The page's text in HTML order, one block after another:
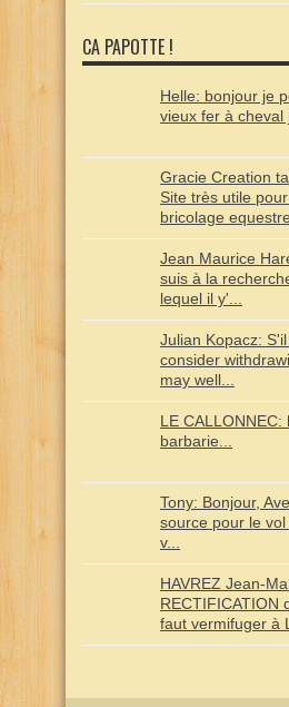
CA PAPOTTE !
Helle: bonjour je
vieux fer à cheval
Gracie Creation
Site très utile
bricolage
Jean Maurice
suis à la
lequel il y'...
Julian Kopacz: S'il
consider
may well...
LE CALLONNEC:
barbarie...
Tony: Bonjour,
source pour le
v...
HAVREZ Jean-
RECTIFICATION
faut vermifuger à